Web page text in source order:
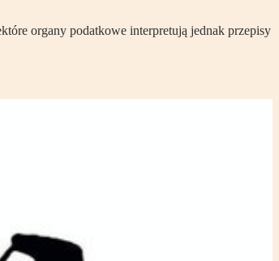
organy podatkowe interpretują jednak przepisy